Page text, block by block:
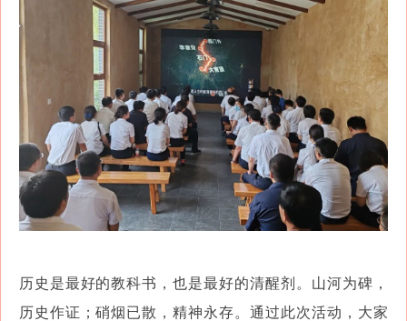
历史是最好的教科书，也是最好的清醒剂。山河为碑，
历史作证；硝烟已散，精神永存。通过此次活动，大家